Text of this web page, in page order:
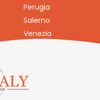
Perugia
Salerno
Venezia